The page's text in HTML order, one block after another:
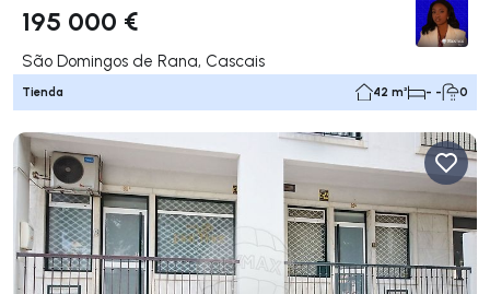
195 000 €
São Domingos de Rana, Cascais
Tienda 42 m² - - 0